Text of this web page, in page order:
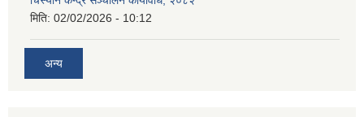
मिति: 02/02/2026 - 10:12
अन्य